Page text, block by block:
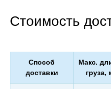
Стоимость
Способ
доставки
Макс.
груза,